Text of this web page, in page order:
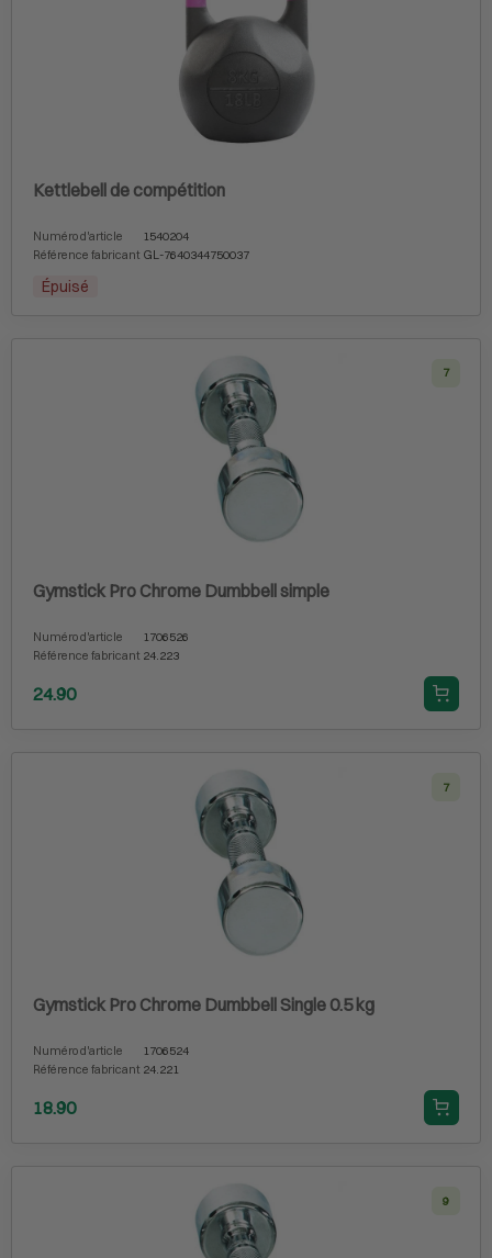
Kettlebell de compétition
Numéro d'article
1540204
Référence fabricant GL-7640344750037
Épuisé
7
Gymstick Pro Chrome Dumbbell simple
Numéro d'article
1706526
Référence fabricant 24.223
24.90
7
Gymstick Pro Chrome Dumbbell Single 0.5 kg
Numéro d'article
1706524
Référence fabricant 24.221
18.90
9